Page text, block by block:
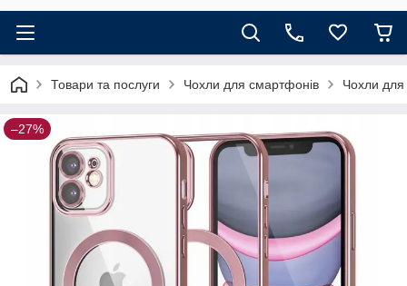
Товари та послуги Чохли для смартфонів Чохли
–27%